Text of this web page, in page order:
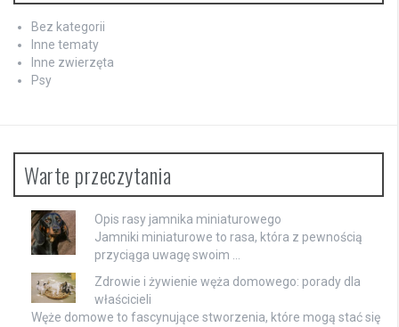
Bez kategorii
Inne tematy
Inne zwierzęta
Psy
Warte przeczytania
Opis rasy jamnika miniaturowego
Jamniki miniaturowe to rasa, która z pewnością
przyciąga uwagę swoim …
Zdrowie i żywienie węża domowego: porady dla
właścicieli
Węże domowe to fascynujące stworzenia, które mogą stać się